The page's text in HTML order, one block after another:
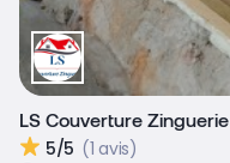
LS Couverture Zinguerie
5/5 (1 avis)